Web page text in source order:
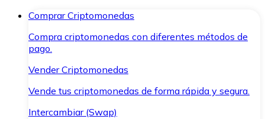
Comprar Criptomonedas
Compra criptomonedas con diferentes métodos de
pago.
Vender Criptomonedas
Vende tus criptomonedas de forma rápida y segura.
Intercambiar (Swap)